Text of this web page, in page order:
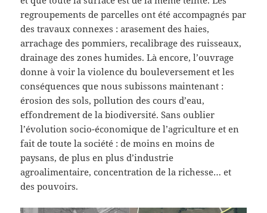
regroupements de parcelles ont été accompagnés par
des travaux connexes : arasement des haies,
arrachage des pommiers, recalibrage des ruisseaux,
drainage des zones humides. Là encore, l’ouvrage
donne à voir la violence du bouleversement et les
conséquences que nous subissons maintenant :
érosion des sols, pollution des cours d’eau,
effondrement de la biodiversité. Sans oublier
l’évolution socio-économique de l’agriculture et en
fait de toute la société : de moins en moins de
paysans, de plus en plus d’industrie
agroalimentaire, concentration de la richesse… et
des pouvoirs.